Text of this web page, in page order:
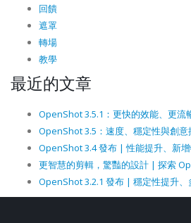
回饋
遮罩
轉場
教學
最近的文章
OpenShot 3.5.1：更快的效能、更流
OpenShot 3.5：速度、穩定性與創意
OpenShot 3.4 發布 | 性能提升、新
更智慧的剪輯，驚豔的設計 | 探索
OpenShot 3.2.1 發布 | 穩定性提升、